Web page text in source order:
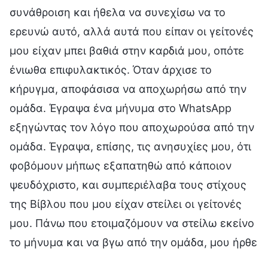
συνάθροιση και ήθελα να συνεχίσω να το
ερευνώ αυτό, αλλά αυτά που είπαν οι γείτονές
μου είχαν μπει βαθιά στην καρδιά μου, οπότε
ένιωθα επιφυλακτικός. Όταν άρχισε το
κήρυγμα, αποφάσισα να αποχωρήσω από την
ομάδα. Έγραψα ένα μήνυμα στο WhatsApp
εξηγώντας τον λόγο που αποχωρούσα από την
ομάδα. Έγραψα, επίσης, τις ανησυχίες μου, ότι
φοβόμουν μήπως εξαπατηθώ από κάποιον
ψευδόχριστο, και συμπεριέλαβα τους στίχους
της Βίβλου που μου είχαν στείλει οι γείτονές
μου. Πάνω που ετοιμαζόμουν να στείλω εκείνο
το μήνυμα και να βγω από την ομάδα, μου ήρθε